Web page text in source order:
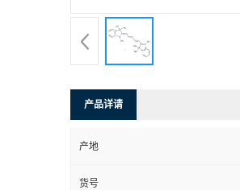
产品详请
产地
货号